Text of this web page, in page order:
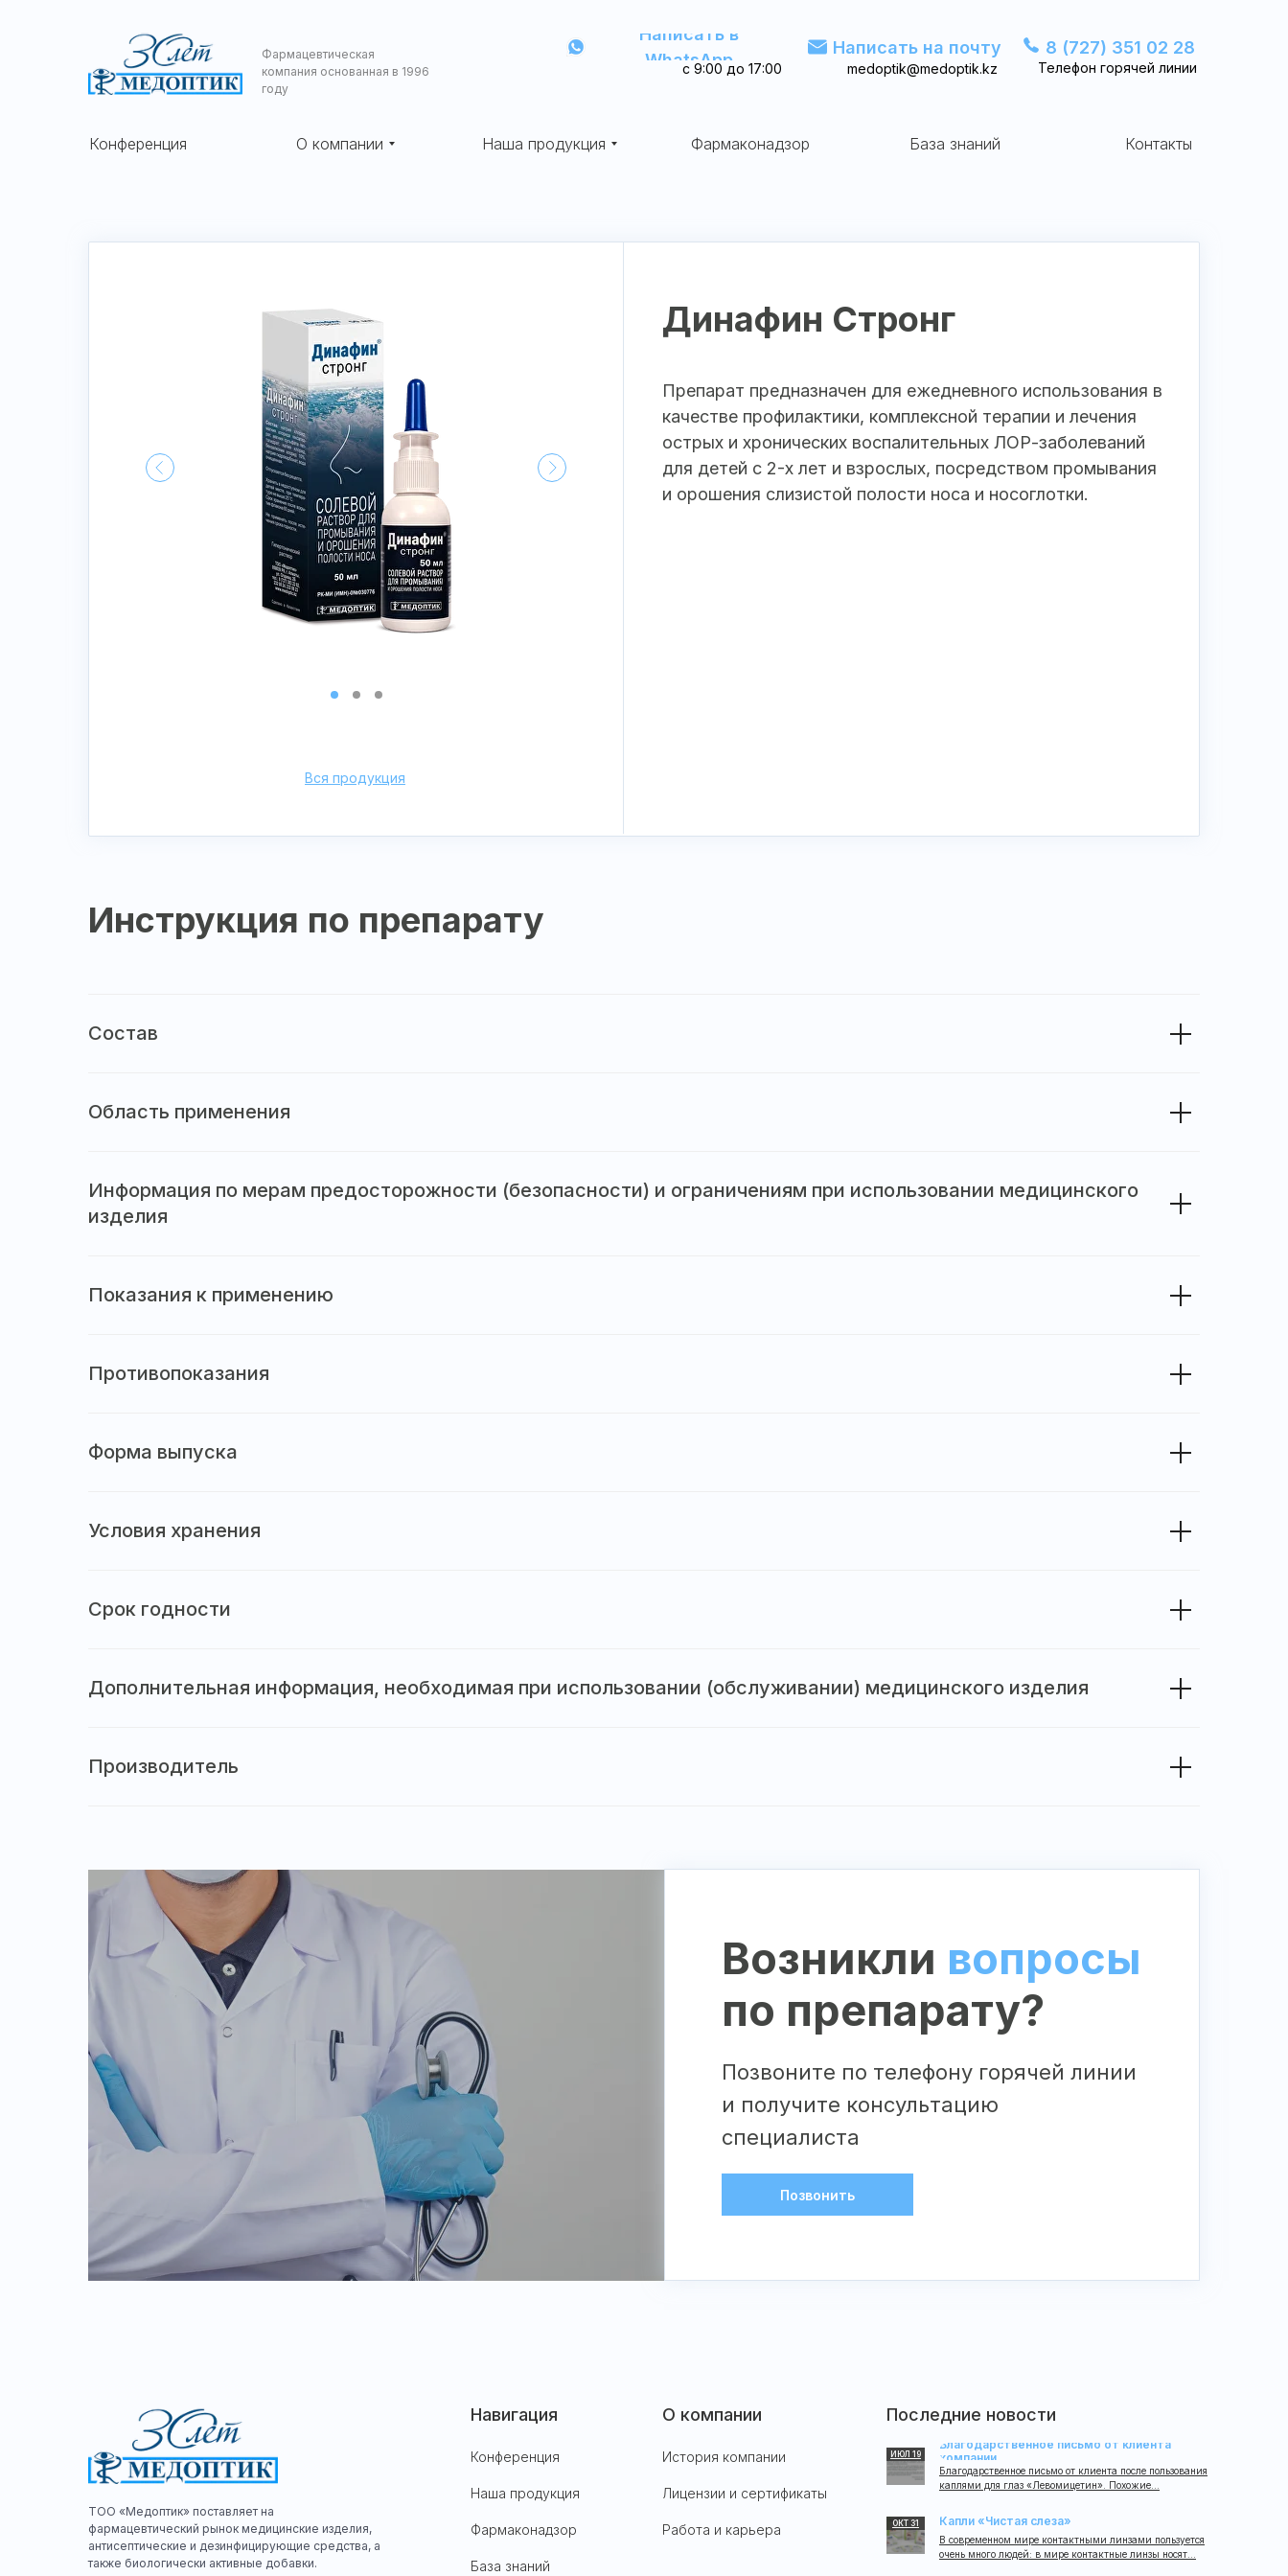
8 (727) 351 02 28
Телефон горячей линии
medoptik@medoptik.kz
Написать на почту
с 9:00 до 17:00
Написать в
WhatsApp
Фармацевтическая
компания основанная в 1996
году
Конференция О компании Наша продукция Фармаконадзор База знаний Контакты
Динафин Стронг
Препарат предназначен для ежедневного использования в
качестве профилактики, комплексной терапии и лечения
острых и хронических воспалительных ЛОР-заболеваний
для детей с 2-х лет и взрослых, посредством промывания
и орошения слизистой полости носа и носоглотки.
Вся продукция
Инструкция по препарату
Состав
Область применения
Информация по мерам предосторожности (безопасности) и ограничениям при использовании медицинского
изделия
Показания к применению
Противопоказания
Форма выпуска
Условия хранения
Срок годности
Дополнительная информация, необходимая при использовании (обслуживании) медицинского изделия
Производитель
Возникли вопросы
по препарату?
Позвоните по телефону горячей линии
и получите консультацию
специалиста
Позвонить
Последние новости
История компании
Лицензии и сертификаты
Работа и карьера
О компании
Конференция
Наша продукция
Фармаконадзор
База знаний
Навигация
ОКТ 31 Капли «Чистая слеза»
В современном мире контактными линзами пользуется
очень много людей: в мире контактные линзы носят...
ИЮЛ 19
Благодарственное письмо от клиента
компании
Благодарственное письмо от клиента после пользования
каплями для глаз «Левомицетин». Похожие...
ТОО «Медоптик» поставляет на
фармацевтический рынок медицинские изделия,
антисептические и дезинфицирующие средства, а
также биологически активные добавки.